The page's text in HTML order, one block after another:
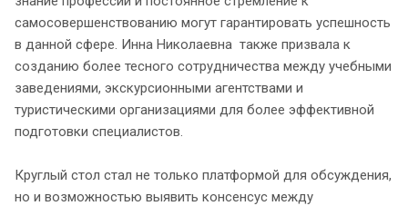
самосовершенствованию могут гарантировать успешность
в данной сфере. Инна Николаевна также призвала к
созданию более тесного сотрудничества между учебными
заведениями, экскурсионными агентствами и
туристическими организациями для более эффективной
подготовки специалистов.
Круглый стол стал не только платформой для обсуждения,
но и возможностью выявить консенсус между